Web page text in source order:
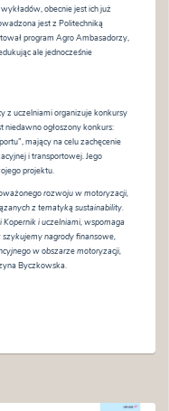
obecnie jest ich już
jest z Politechniką
program Agro Ambasadorzy,
ale jednocześnie
z uczelniami organizuje konkursy
niedawno ogłoszony konkurs:
mający na celu zachęcenie
i transportowej. Jego
projektu.
rozwoju w motoryzacji,
z tematyką sustainability.
Kopernik i uczelniami, wspomaga
nagrody finansowe,
w obszarze motoryzacji,
Byczkowska.